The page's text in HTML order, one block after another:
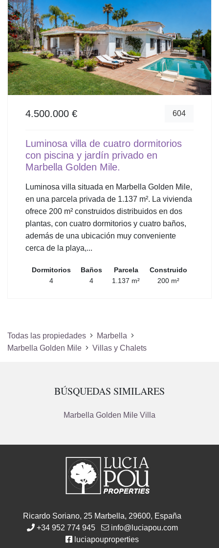
4.500.000 € 604
Luminosa villa de cuatro dormitorios
con piscina y jardín privado en
Marbella Golden Mile.
Luminosa villa situada en Marbella Golden Mile,
en una parcela privada de 1.137 m². La vivienda
ofrece 200 m² construidos distribuidos en dos
plantas, con cuatro dormitorios y cuatro baños,
además de una ubicación muy conveniente
cerca de la playa,...
Dormitorios
4
Baños
4
Parcela
1.137 m²
Construido
200 m²
Todas las propiedades
Marbella
Marbella Golden Mile
Villas y Chalets
BÚSQUEDAS SIMILARES
Marbella Golden Mile Villa
Ricardo Soriano, 25 Marbella, 29600, España
+34 952 774 945
info@luciapou.com
luciapouproperties